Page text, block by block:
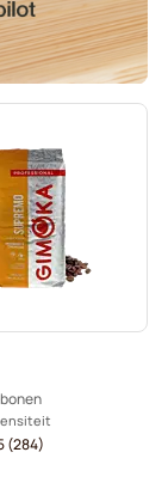
(284)